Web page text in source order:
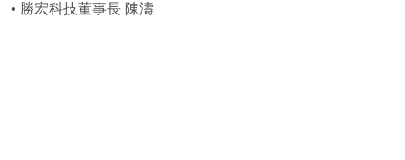
• 勝宏科技董事長 陳濤